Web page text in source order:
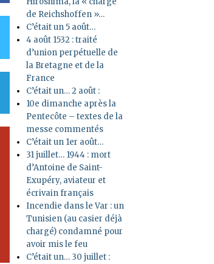
de Reichshoffen »…
C’était un 5 août…
4 août 1532 : traité
d’union perpétuelle de
la Bretagne et de la
France
C’était un… 2 août :
10e dimanche après la
Pentecôte – textes de la
messe commentés
C’était un 1er août…
31 juillet… 1944 : mort
d’Antoine de Saint-
Exupéry, aviateur et
écrivain français
Incendie dans le Var : un
Tunisien (au casier déjà
chargé) condamné pour
avoir mis le feu
C’était un… 30 juillet :